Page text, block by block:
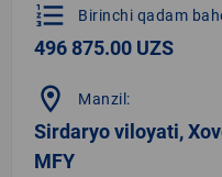
format_list_numbered Birinchi qadam
496 875.00 UZS
location_on Manzil:
Sirdaryo viloyati,
MFY